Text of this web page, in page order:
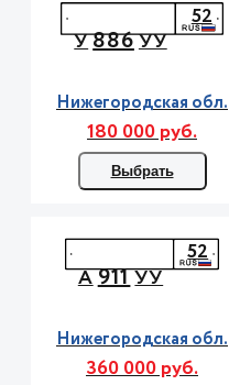
У886УУ
52
Нижегородская обл.
180 000 руб.
Выбрать
А911УУ
52
Нижегородская обл.
360 000 руб.